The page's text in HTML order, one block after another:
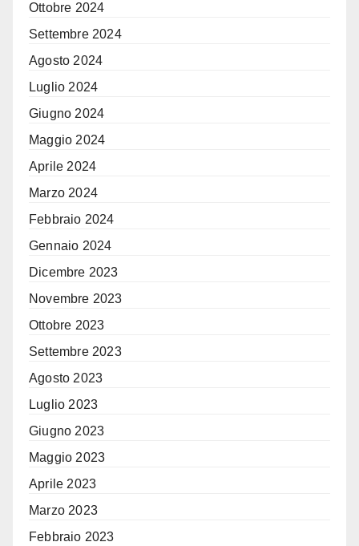
Ottobre 2024
Settembre 2024
Agosto 2024
Luglio 2024
Giugno 2024
Maggio 2024
Aprile 2024
Marzo 2024
Febbraio 2024
Gennaio 2024
Dicembre 2023
Novembre 2023
Ottobre 2023
Settembre 2023
Agosto 2023
Luglio 2023
Giugno 2023
Maggio 2023
Aprile 2023
Marzo 2023
Febbraio 2023